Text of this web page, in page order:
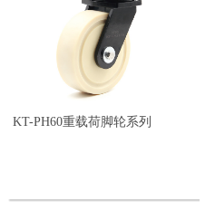
KT-PH60重载荷脚轮系列